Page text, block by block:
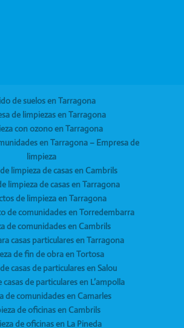
de suelos en Tarragona
de limpiezas en Tarragona
con ozono en Tarragona
en Tarragona – Empresa de
limpieza
limpieza de casas en Cambrils
limpieza de casas en Tarragona
de limpieza en Tarragona
de comunidades en Torredembarra
de comunidades en Cambrils
casas particulares en Tarragona
de fin de obra en Tortosa
casas de particulares en Salou
casas de particulares en L’ampolla
de comunidades en Camarles
de oficinas en Cambrils
de oficinas en La Pineda